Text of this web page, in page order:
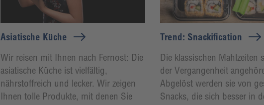
Asiatische Küche
Wir reisen mit Ihnen nach Fernost: Die
asiatische Küche ist vielfältig,
nährstoffreich und lecker. Wir zeigen
Ihnen tolle Produkte, mit denen Sie
Trend: Snackification
Die klassischen Mahlzeiten
der Vergangenheit
Abgelöst werden sie von
Snacks, die sich besser in